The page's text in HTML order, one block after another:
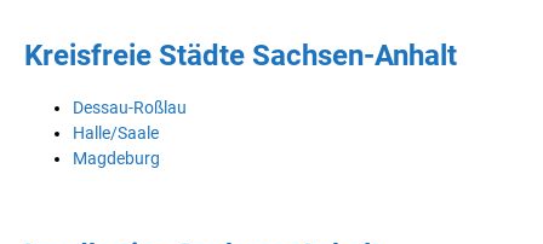
Kreisfreie Städte Sachsen-Anhalt
Dessau-Roßlau
Halle/Saale
Magdeburg